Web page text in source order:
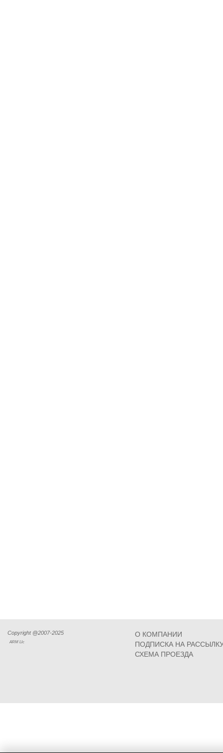
Copyright @2007-2025
ARM Llc
О КОМПАНИИ
ПОДПИСКА НА
СХЕМА ПРОЕЗДА